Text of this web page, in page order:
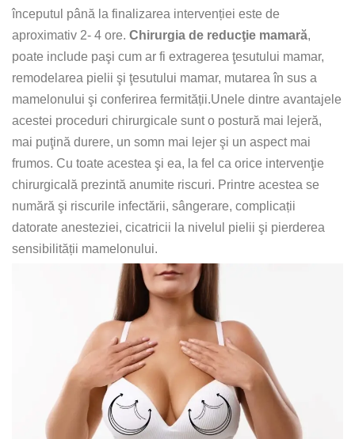
începutul până la finalizarea intervenției este de
aproximativ 2- 4 ore. Chirurgia de reducţie mamară,
poate include paşi cum ar fi extragerea ţesutului mamar,
remodelarea pielii şi ţesutului mamar, mutarea în sus a
mamelonului şi conferirea fermității.Unele dintre avantajele
acestei proceduri chirurgicale sunt o postură mai lejeră,
mai puţină durere, un somn mai lejer şi un aspect mai
frumos. Cu toate acestea şi ea, la fel ca orice intervenţie
chirurgicală prezintă anumite riscuri. Printre acestea se
numără şi riscurile infectării, sângerare, complicații
datorate anesteziei, cicatricii la nivelul pielii şi pierderea
sensibilității mamelonului.